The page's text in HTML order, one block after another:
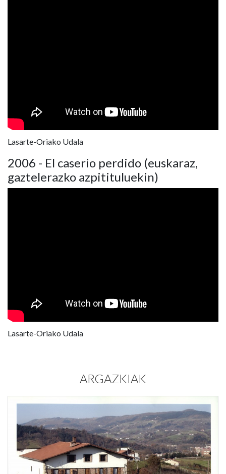
Lasarte-Oriako Udala
2006 - El caserio perdido (euskaraz,
gaztelerazko azpitituluekin)
Lasarte-Oriako Udala
ARGAZKIAK